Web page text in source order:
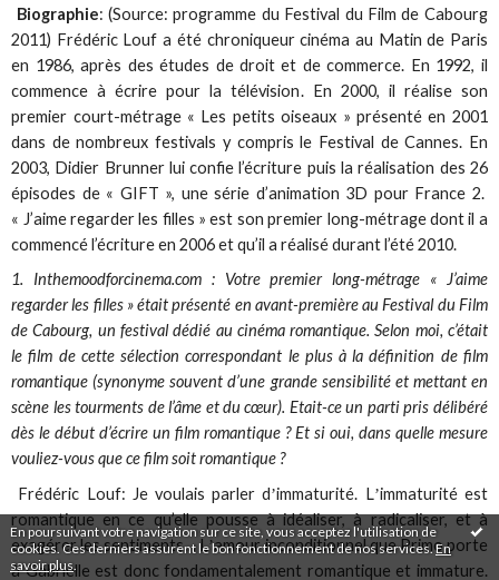
En poursuivant votre navigation sur ce site, vous acceptez l'utilisation de
cookies. Ces derniers assurent le bon fonctionnement de nos services.En
savoir plus .
Biographie: (Source: programme du Festival du Film de Cabourg
2011) Frédéric Louf a été chroniqueur cinéma au Matin de Paris
en 1986, après des études de droit et de commerce. En 1992, il
commence à écrire pour la télévision. En 2000, il réalise son
premier court-métrage « Les petits oiseaux » présenté en 2001
dans de nombreux festivals y compris le Festival de Cannes. En
2003, Didier Brunner lui confie l’écriture puis la réalisation des 26
épisodes de « GIFT », une série d’animation 3D pour France 2.
« J’aime regarder les filles » est son premier long-métrage dont il a
commencé l’écriture en 2006 et qu’il a réalisé durant l’été 2010.
1. Inthemoodforcinema.com : Votre premier long-métrage « J’aime
regarder les filles » était présenté en avant-première au Festival du Film
de Cabourg, un festival dédié au cinéma romantique. Selon moi, c’était
le film de cette sélection correspondant le plus à la définition de film
romantique (synonyme souvent d’une grande sensibilité et mettant en
scène les tourments de l’âme et du cœur). Etait-ce un parti pris délibéré
dès le début d’écrire un film romantique ? Et si oui, dans quelle mesure
vouliez-vous que ce film soit romantique ?
Frédéric Louf: Je voulais parler dʼimmaturité. Lʼimmaturité est
romantique en ce qu’elle pousse à idéaliser, à radicaliser, et à
exagérer les sentiments… Lʼamour inconditionnel que Primo porte
à Gabrielle est donc fondamentalement romantique et immature.